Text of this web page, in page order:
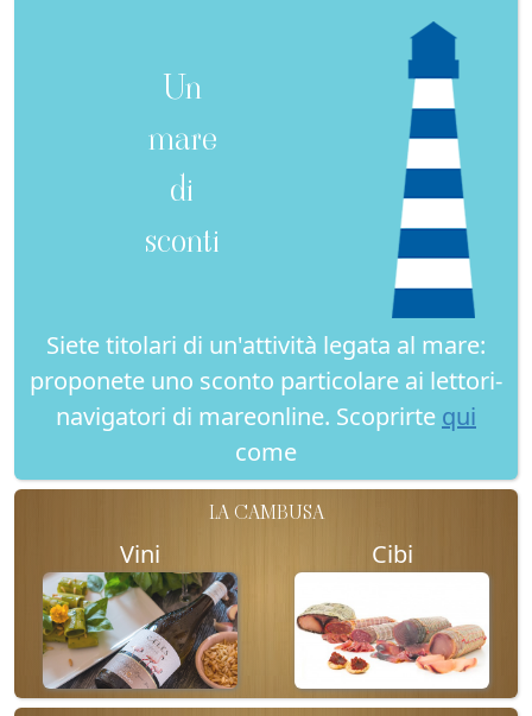
Un
mare
di
sconti
Siete titolari di un'attività legata al mare:
proponete uno sconto particolare ai lettori-
navigatori di mareonline. Scoprirte qui
come
LA CAMBUSA
Vini Cibi